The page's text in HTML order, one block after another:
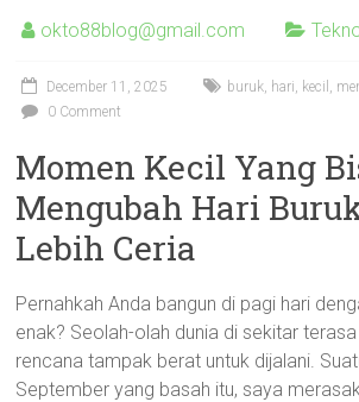
okto88blog@gmail.com
December 11, 2025 buruk, hari, kecil ,
0 Comment
Momen Kecil Yang
Mengubah Hari
Lebih Ceria
Pernahkah Anda bangun di pagi hari
enak? Seolah-olah dunia di sekitar
rencana tampak berat untuk dijalani.
September yang basah itu, saya